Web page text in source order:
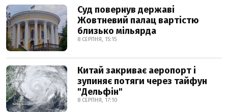
Суд повернув державі
Жовтневий палац вартістю
близько мільярда
8 СЕРПНЯ, 15:15
Китай закриває аеропорт і
зупиняє потяги через тайфун
"Дельфін"
8 СЕРПНЯ, 17:10